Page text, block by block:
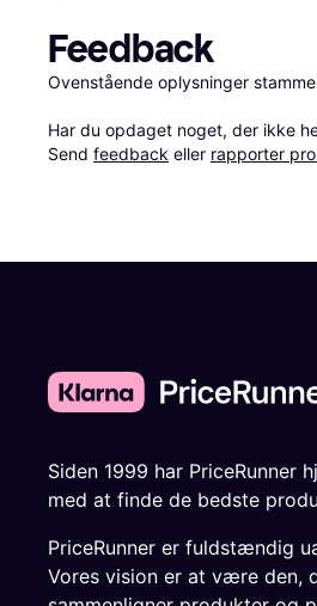
Feedback
Ovenstående oplysninger
Har du opdaget noget, der ikke
Send feedback eller rapporter
Siden 1999 har PriceRunner
med at finde de bedste
PriceRunner er fuldstændig
Vores vision er at være den,